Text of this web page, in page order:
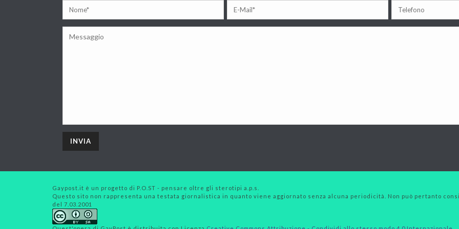
Gaypost.it è un progetto di P.O.ST - pensare oltre gli sterotipi a.p.s.
Questo sito non rappresenta una testata giornalistica in quanto viene aggiornato senza alcuna periodicità. Non può pertanto
del 7.03.2001